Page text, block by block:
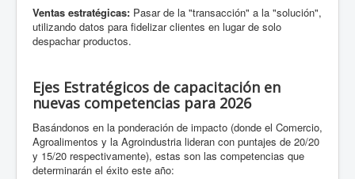
Ventas estratégicas: Pasar de la "transacción" a la "solución",
utilizando datos para fidelizar clientes en lugar de solo
despachar productos.
Ejes Estratégicos de capacitación en
nuevas competencias para 2026
Basándonos en la ponderación de impacto (donde el Comercio,
Agroalimentos y la Agroindustria lideran con puntajes de 20/20
y 15/20 respectivamente), estas son las competencias que
determinarán el éxito este año: